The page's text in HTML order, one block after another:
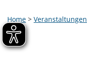
Home > Veranstaltungen